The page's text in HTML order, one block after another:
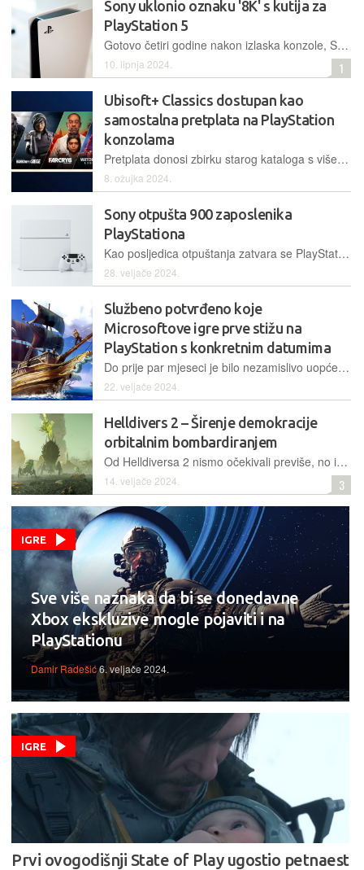
Sony uklonio oznaku '8K' s kutija za
PlayStation 5
Gotovo četiri godine nakon izlaska konzole, Sony je uklonio oznaku '8K' s kutija za Playstation 5. Sada samo ostaju oznake '4K/120' i 'HDR'
10. lipnja 2024. 1
Ubisoft+ Classics dostupan kao
samostalna pretplata na PlayStation
konzolama
Pretplata donosi zbirku starog kataloga s više od 50 igara, unatrag više od desetljeća, uključujući Assassin's Creed Valhalla i Far Cry 6
8. ožujka 2024.
Sony otpušta 900 zaposlenika
PlayStationa
Kao posljedica otpuštanja zatvara se PlayStation London Studio osnovan 2002. godine, a 900 otpuštenih zaposlenika čini oko 8 posto od ukupnog broja zaposlenih na globalnoj razini
28. veljače 2024.
Službeno potvrđeno koje
Microsoftove igre prve stižu na
PlayStation s konkretnim datumima
Do prije par mjeseci je bilo nezamislivo uopće sanjati da će igre s Xboxa biti dostupne i na PlayStationu, no jučer je stigla službena potvrda s vremenima izlaska i detaljima
22. veljače 2024.
Helldivers 2 – Širenje demokracije
orbitalnim bombardiranjem
Od Helldiversa 2 nismo očekivali previše, no ispada da je riječ o zabavnoj kooperativnoj pucačini koju u ovim prvim danima kvare tehnički nedostaci
14. veljače 2024. 3
IGRE
Sve više naznaka da bi se donedavne
Xbox ekskluzive mogle pojaviti i na
PlayStationu
Damir Radešić6. veljače 2024.
IGRE
Prvi ovogodišnji State of Play ugostio petnaest